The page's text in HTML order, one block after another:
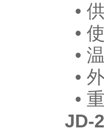
•
•
•
•
•
JD-